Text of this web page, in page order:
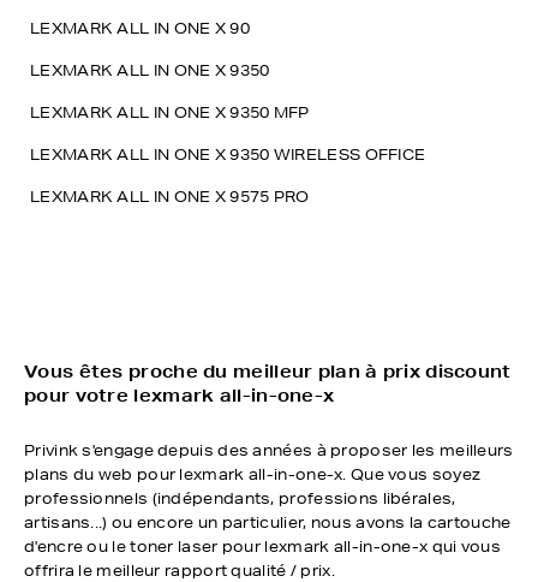
LEXMARK ALL IN ONE X 90
LEXMARK ALL IN ONE X 9350
LEXMARK ALL IN ONE X 9350 MFP
LEXMARK ALL IN ONE X 9350 WIRELESS OFFICE
LEXMARK ALL IN ONE X 9575 PRO
Vous êtes proche du meilleur plan à prix discount
pour votre lexmark all-in-one-x
Privink s'engage depuis des années à proposer les meilleurs
plans du web pour lexmark all-in-one-x. Que vous soyez
professionnels (indépendants, professions libérales,
artisans...) ou encore un particulier, nous avons la cartouche
d'encre ou le toner laser pour lexmark all-in-one-x qui vous
offrira le meilleur rapport qualité / prix.